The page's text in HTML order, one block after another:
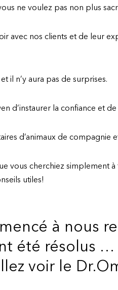
ne voulez pas non plus
avec nos clients et de leur
il n’y aura pas de surprises.
d’instaurer la confiance et
d’animaux de compagnie
vous cherchiez simplement
utiles!
à nous
été résolus …
voir le